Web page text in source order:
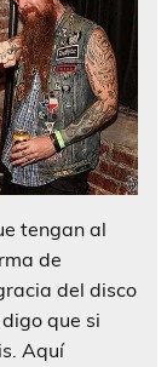
tengan al
de
del disco
que si
Aquí